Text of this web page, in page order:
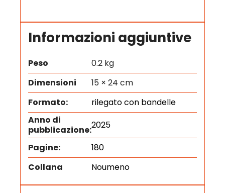
Informazioni aggiuntive
Peso
0.2 kg
Dimensioni
15 × 24 cm
Formato:
rilegato con bandelle
Anno di
pubblicazione:2025
Pagine:
180
Collana
Noumeno